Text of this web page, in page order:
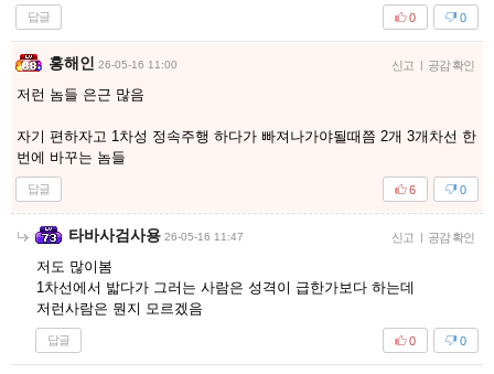
답글 0
0
홍해인 26-05-16 11:00 신고 | 공감 확인
저런 놈들 은근 많음
자기 편하자고 1차성 정속주행 하다가 빠져나가야될때쯤 2개 3개차선 한
번에 바꾸는 놈들
답글 0
6
타바사검사용 26-05-16 11:47 신고 | 공감 확인
저도 많이봄
1차선에서 밟다가 그러는 사람은 성격이 급한가보다 하는데
저런사람은 뭔지 모르겠음
답글 0
0